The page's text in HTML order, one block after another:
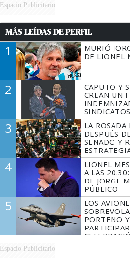
Espacio Publicitario
MÁS LEÍDAS DE PERFIL
1
MURIÓ
DE LIONEL
2
CAPUTO Y
CREAN UN
3
LA ROSADA
DESPUÉS
SENADO Y
4
LIONEL
A LAS
DE JORGE
PÚBLICO
5
LOS
PORTEÑO
Espacio Publicitario